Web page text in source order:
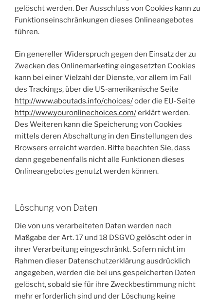
gelöscht werden. Der Ausschluss von Cookies kann zu
Funktionseinschränkungen dieses Onlineangebotes
führen.
Ein genereller Widerspruch gegen den Einsatz der zu
Zwecken des Onlinemarketing eingesetzten Cookies
kann bei einer Vielzahl der Dienste, vor allem im Fall
des Trackings, über die US-amerikanische Seite
http://www.aboutads.info/choices/oder die EU-Seite
http://www.youronlinechoices.com/erklärt werden.
Des Weiteren kann die Speicherung von Cookies
mittels deren Abschaltung in den Einstellungen des
Browsers erreicht werden. Bitte beachten Sie, dass
dann gegebenenfalls nicht alle Funktionen dieses
Onlineangebotes genutzt werden können.
Löschung von Daten
Die von uns verarbeiteten Daten werden nach
Maßgabe der Art. 17 und 18 DSGVO gelöscht oder in
ihrer Verarbeitung eingeschränkt. Sofern nicht im
Rahmen dieser Datenschutzerklärung ausdrücklich
angegeben, werden die bei uns gespeicherten Daten
gelöscht, sobald sie für ihre Zweckbestimmung nicht
mehr erforderlich sind und der Löschung keine